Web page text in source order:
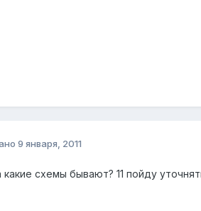
9 января, 2011
какие схемы бывают? 11 пойду